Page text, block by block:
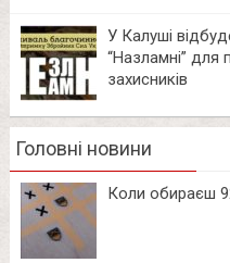
У Калуші
“Назламні” для
захисників
Головні новини
Коли обираєш